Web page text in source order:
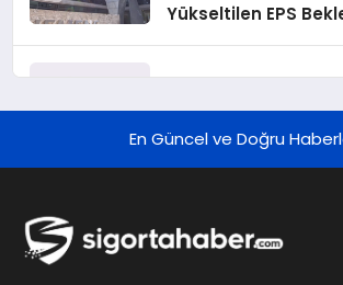
Yükseltilen EPS
Finansal Sonuçlarını
Grup Müdürü Olarak
En Güncel ve Doğru